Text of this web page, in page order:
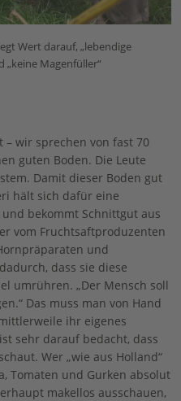
Wert darauf, „lebendige
Magenfüller“
– wir sprechen von fast 70
guten Boden. Die Leute
Damit dieser Boden gut
hält sich dafür eine
bekommt Schnittgut aus
vom Fruchtsaftproduzenten
und
dass sie diese
umrühren. „Der Mensch soll
Das muss man von Hand
ihr eigenes
sehr darauf bedacht, dass
Wer „wie aus Holland“
Tomaten und Gurken absolut
makellos ausschauen,